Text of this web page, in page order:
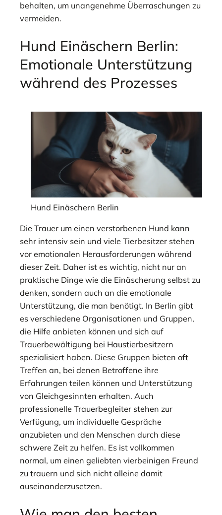
behalten, um unangenehme Überraschungen zu
vermeiden.
Hund Einäschern Berlin:
Emotionale Unterstützung
während des Prozesses
Hund Einäschern Berlin
Die Trauer um einen verstorbenen Hund kann
sehr intensiv sein und viele Tierbesitzer stehen
vor emotionalen Herausforderungen während
dieser Zeit. Daher ist es wichtig, nicht nur an
praktische Dinge wie die Einäscherung selbst zu
denken, sondern auch an die emotionale
Unterstützung, die man benötigt. In Berlin gibt
es verschiedene Organisationen und Gruppen,
die Hilfe anbieten können und sich auf
Trauerbewältigung bei Haustierbesitzern
spezialisiert haben. Diese Gruppen bieten oft
Treffen an, bei denen Betroffene ihre
Erfahrungen teilen können und Unterstützung
von Gleichgesinnten erhalten. Auch
professionelle Trauerbegleiter stehen zur
Verfügung, um individuelle Gespräche
anzubieten und den Menschen durch diese
schwere Zeit zu helfen. Es ist vollkommen
normal, um einen geliebten vierbeinigen Freund
zu trauern und sich nicht alleine damit
auseinanderzusetzen.